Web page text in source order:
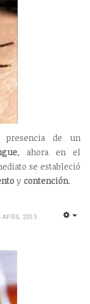
presencia de un
, ahora en el
se estableció
y contención.
APRIL 2013